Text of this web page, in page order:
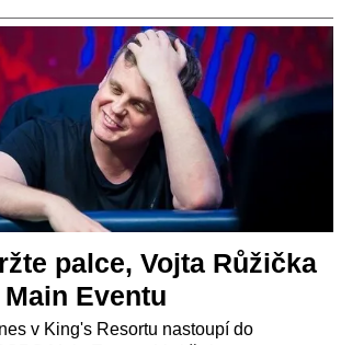
palce, Vojta Růžička
Eventu
v King's Resortu nastoupí do